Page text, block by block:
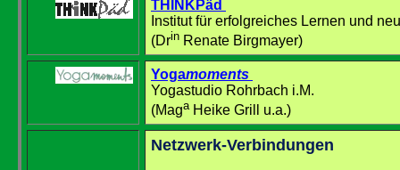
THINKPäd
Institut für erfolgreiches Lernen und
(Drin Renate Birgmayer)
Yogamoments
Yogastudio Rohrbach i.M.
(MagaHeike Grill u.a.)
Netzwerk-Verbindungen